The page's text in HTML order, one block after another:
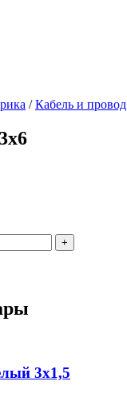
/Кабель и провод
3х1,5